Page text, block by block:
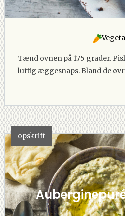
Tænd ovnen på 175 grader.
luftig æggesnaps. Bland de
opskrift